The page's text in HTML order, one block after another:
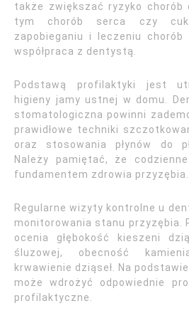
także zwiększać ryzyko chorób
tym chorób serca czy
zapobieganiu i leczeniu chorób
współpraca z dentystą.
Podstawą profilaktyki jest
higieny jamy ustnej w domu.
stomatologiczna powinni
prawidłowe techniki
oraz stosowania płynów do
Należy pamiętać, że
fundamentem zdrowia przyzębia.
Regularne wizyty kontrolne u
monitorowania stanu przyzębia.
ocenia głębokość kieszeni
śluzowej, obecność
krwawienie dziąseł. Na
może wdrożyć odpowiednie
profilaktyczne.